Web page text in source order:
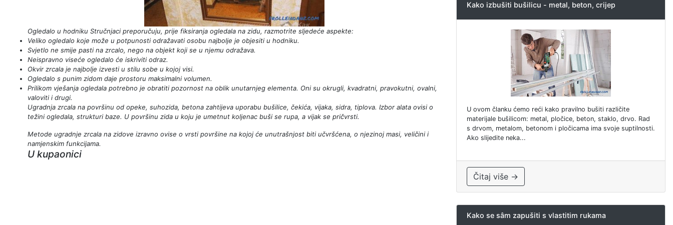
Ogledalo u hodniku Stručnjaci preporučuju, prije fiksiranja ogledala na zidu, razmotrite sljedeće aspekte:
Veliko ogledalo koje može u potpunosti odražavati osobu najbolje je objesiti u hodniku.
Svjetlo ne smije pasti na zrcalo, nego na objekt koji se u njemu odražava.
Neispravno viseće ogledalo će iskriviti odraz.
Okvir zrcala je najbolje izvesti u stilu sobe u kojoj visi.
Ogledalo s punim zidom daje prostoru maksimalni volumen.
Prilikom vješanja ogledala potrebno je obratiti pozornost na oblik unutarnjeg elementa. Oni su okrugli, kvadratni, pravokutni, ovalni,
valoviti i drugi.
Ugradnja zrcala na površinu od opeke, suhozida, betona zahtijeva uporabu bušilice, čekića, vijaka, sidra, tiplova. Izbor alata ovisi o
težini ogledala, strukturi baze. U površinu zida u koju je umetnut koljenac buši se rupa, a vijak se pričvrsti.
Metode ugradnje zrcala na zidove izravno ovise o vrsti površine na kojoj će unutrašnjost biti učvršćena, o njezinoj masi, veličini i
namjenskim funkcijama.
U kupaonici
Kako izbušiti bušilicu - metal, beton, crijep
U ovom članku ćemo reći kako pravilno bušiti različite
materijale bušilicom: metal, pločice, beton, staklo, drvo. Rad
s drvom, metalom, betonom i pločicama ima svoje suptilnosti.
Ako slijedite neka...
Čitaj više →
Kako se sâm zapušiti s vlastitim rukama